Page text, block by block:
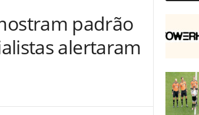
padrão
alertaram